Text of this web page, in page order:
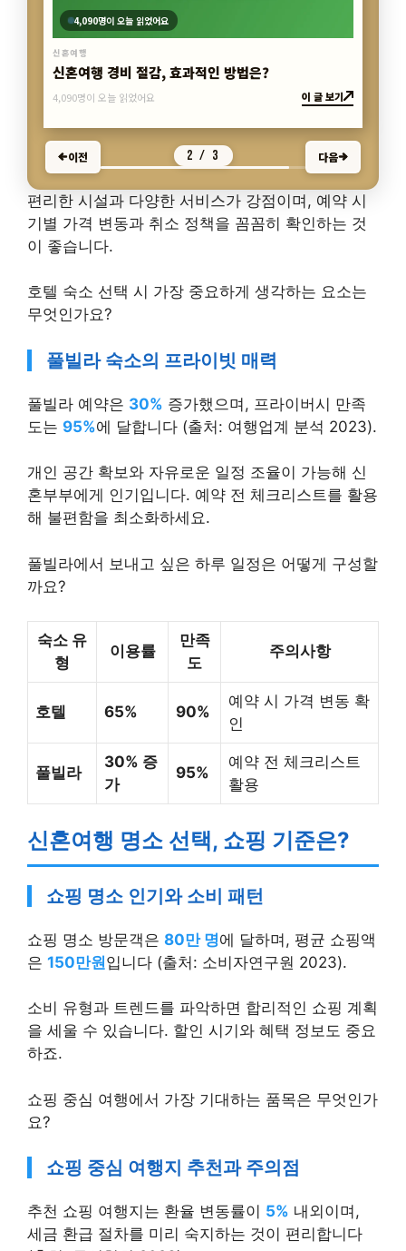
3,977명이 오늘 읽었어요
신혼여행
신혼여행 짐 싸기, 준비물 차이는 왜 생길까?
3,977명이 오늘 읽었어요 이 글 보기
이전 3 / 3 다음
편리한 시설과 다양한 서비스가 강점이며, 예약 시
기별 가격 변동과 취소 정책을 꼼꼼히 확인하는 것
이 좋습니다.
호텔 숙소 선택 시 가장 중요하게 생각하는 요소는
무엇인가요?
풀빌라 숙소의 프라이빗 매력
풀빌라 예약은 30% 증가했으며, 프라이버시 만족
도는 95%에 달합니다 (출처: 여행업계 분석 2023).
개인 공간 확보와 자유로운 일정 조율이 가능해 신
혼부부에게 인기입니다. 예약 전 체크리스트를 활용
해 불편함을 최소화하세요.
풀빌라에서 보내고 싶은 하루 일정은 어떻게 구성할
까요?
숙소 유
형
이용률
만족
도
주의사항
호텔 65% 90%
예약 시 가격 변동 확
인
풀빌라
30% 증
가
95%
예약 전 체크리스트
활용
신혼여행 명소 선택, 쇼핑 기준은?
쇼핑 명소 인기와 소비 패턴
쇼핑 명소 방문객은 80만 명에 달하며, 평균 쇼핑액
은 150만원입니다 (출처: 소비자연구원 2023).
소비 유형과 트렌드를 파악하면 합리적인 쇼핑 계획
을 세울 수 있습니다. 할인 시기와 혜택 정보도 중요
하죠.
쇼핑 중심 여행에서 가장 기대하는 품목은 무엇인가
요?
쇼핑 중심 여행지 추천과 주의점
추천 쇼핑 여행지는 환율 변동률이 5% 내외이며,
세금 환급 절차를 미리 숙지하는 것이 편리합니다